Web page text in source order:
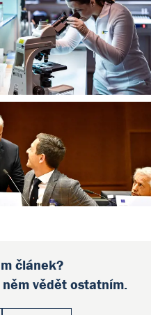
článek?
vědět ostatním.